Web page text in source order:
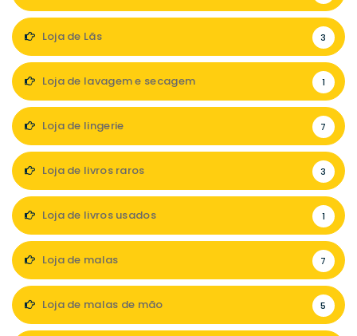
Loja de Lãs 3
Loja de lavagem e secagem 1
Loja de lingerie 7
Loja de livros raros 3
Loja de livros usados 1
Loja de malas 7
Loja de malas de mão 5